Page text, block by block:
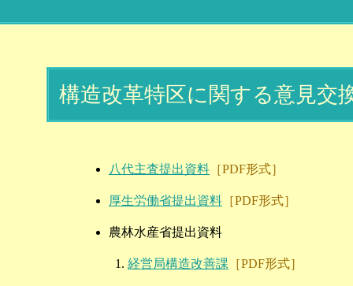
構造改革特区に関する意見
八代主査提出資料 ［PDF形式］
厚生労働省提出資料 ［PDF形式］
農林水産省提出資料
経営局構造改善課 ［PDF形式］